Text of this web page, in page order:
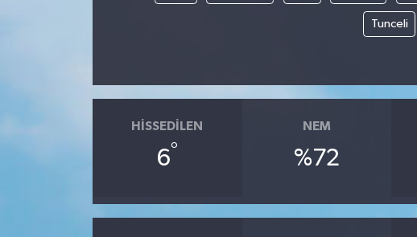
Tunceli
HISSEDILEN
6°
NEM
%72